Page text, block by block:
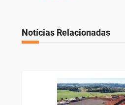
Notícias Relacionadas